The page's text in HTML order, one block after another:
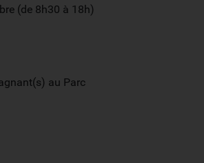
(de 8h30 à 18h)
au Parc